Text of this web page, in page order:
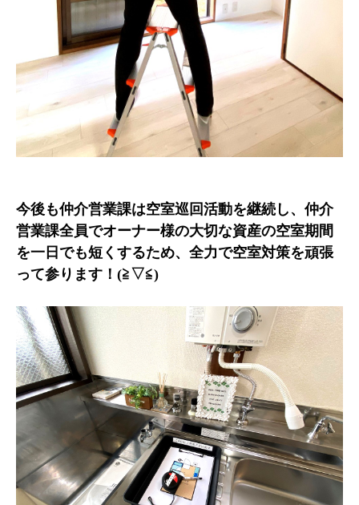
今後も仲介営業課は空室巡回活動を継続し、仲介
営業課全員でオーナー様の大切な資産の空室期間
を一日でも短くするため、全力で空室対策を頑張
って参ります！(≧▽≦)